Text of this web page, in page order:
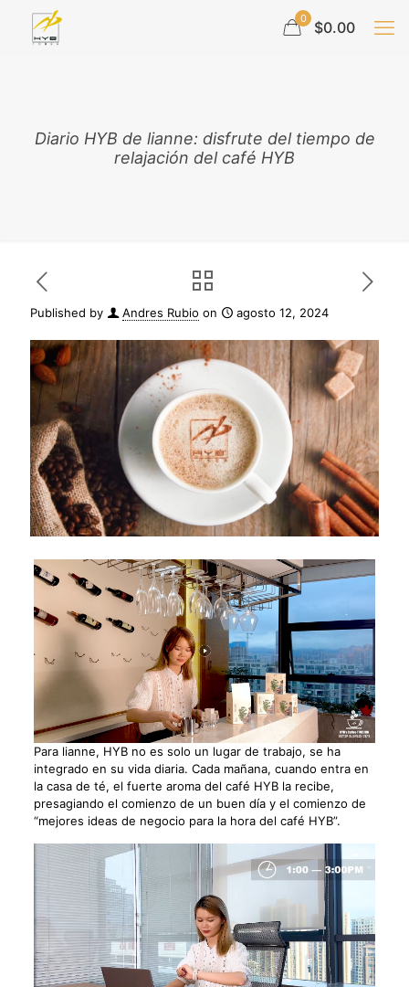
0 $0.00
Diario HYB de lianne: disfrute del tiempo de
relajación del café HYB
Published by Andres Rubio on agosto 12, 2024
Para lianne, HYB no es solo un lugar de trabajo, se ha
integrado en su vida diaria. Cada mañana, cuando entra en
la casa de té, el fuerte aroma del café HYB la recibe,
presagiando el comienzo de un buen día y el comienzo de
“mejores ideas de negocio para la hora del café HYB”.